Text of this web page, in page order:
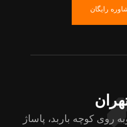
رایگان
روی کوچه باربد، پاساژ